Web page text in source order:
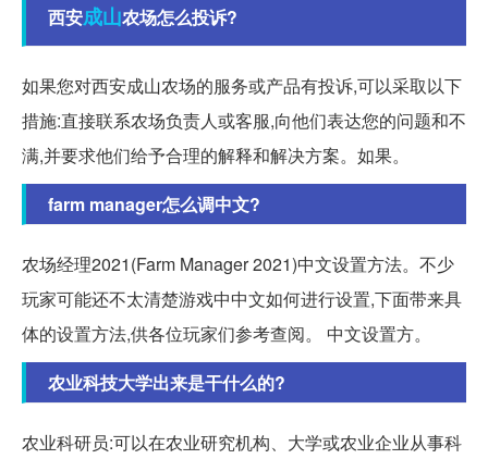
西安成山农场怎么投诉?
如果您对西安成山农场的服务或产品有投诉,可以采取以下
措施:直接联系农场负责人或客服,向他们表达您的问题和不
满,并要求他们给予合理的解释和解决方案。如果。
farm manager怎么调中文?
农场经理2021(Farm Manager 2021)中文设置方法。不少
玩家可能还不太清楚游戏中中文如何进行设置,下面带来具
体的设置方法,供各位玩家们参考查阅。 中文设置方。
农业科技大学出来是干什么的?
农业科研员:可以在农业研究机构、大学或农业企业从事科